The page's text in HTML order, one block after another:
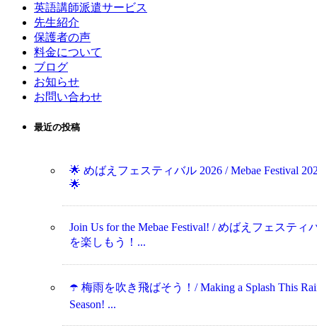
英語講師派遣サービス
先生紹介
保護者の声
料金について
ブログ
お知らせ
お問い合わせ
最近の投稿
🌟 めばえフェスティバル 2026 / Mebae Festival
🌟
Join Us for the Mebae Festival! / めばえフェスティ
を楽しもう！...
☂️ 梅雨を吹き飛ばそう！/ Making a Splash This
Season! ...